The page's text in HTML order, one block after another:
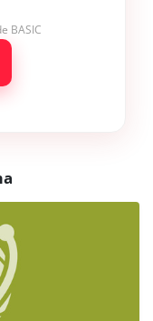
BASIC